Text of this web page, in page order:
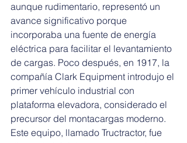
aunque rudimentario, representó un
avance significativo porque
incorporaba una fuente de energía
eléctrica para facilitar el levantamiento
de cargas. Poco después, en 1917, la
compañía Clark Equipment introdujo el
primer vehículo industrial con
plataforma elevadora, considerado el
precursor del montacargas moderno.
Este equipo, llamado Tructractor, fue